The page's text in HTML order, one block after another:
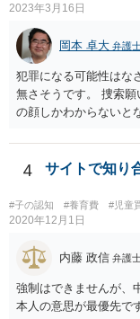
2023年3月16日
岡本 卓大 弁護
犯罪になる可能性はな
無さそうです。 捜索
の顔しかわからないと
4 サイトで知り
#子の認知 #養育費 #児童
2020年12月1日
内藤 政信 弁護
強制はできませんが、
本人の意思が最優先で